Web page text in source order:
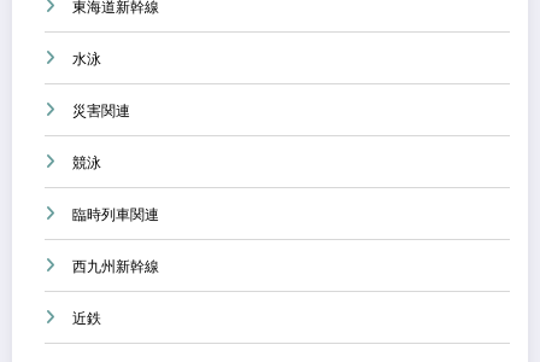
東海道新幹線
水泳
災害関連
競泳
臨時列車関連
西九州新幹線
近鉄